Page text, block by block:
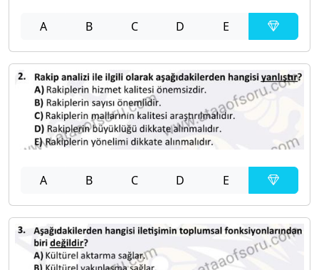
A B C D E
A B C D E